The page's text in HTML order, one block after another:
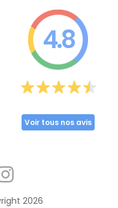
4.8
Voir tous nos avis
2026